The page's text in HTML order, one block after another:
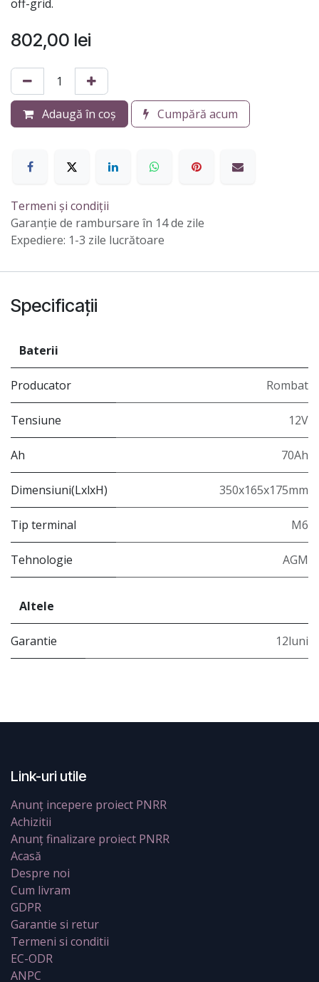
off-grid.
802,00 lei
Adaugă în coș Cumpără acum
Termeni și condiții
Garanție de rambursare în 14 de zile
Expediere: 1-3 zile lucrătoare
Specificații
Baterii
Producator Rombat
Tensiune 12V
Ah 70Ah
Dimensiuni(LxlxH) 350x165x175mm
Tip terminal M6
Tehnologie AGM
Altele
Garantie 12luni
Link-uri utile
Anunț incepere proiect PNRR
Achizitii
Anunț finalizare proiect PNRR
Acasă
Despre noi
Cum livram
GDPR
Garantie si retur
Termeni si conditii
EC-ODR
ANPC